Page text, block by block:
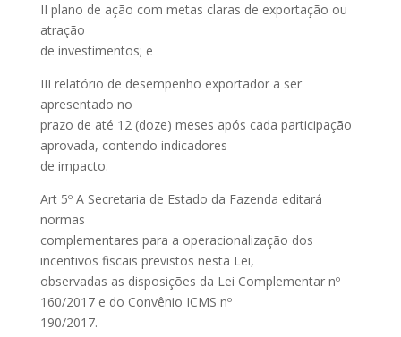
II plano de ação com metas claras de exportação ou
atração
de investimentos; e
III relatório de desempenho exportador a ser
apresentado no
prazo de até 12 (doze) meses após cada participação
aprovada, contendo indicadores
de impacto.
Art 5º A Secretaria de Estado da Fazenda editará
normas
complementares para a operacionalização dos
incentivos fiscais previstos nesta Lei,
observadas as disposições da Lei Complementar nº
160/2017 e do Convênio ICMS nº
190/2017.